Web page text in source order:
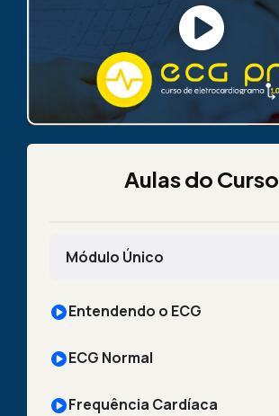
Aulas do Curso
Módulo Único
Entendendo o ECG
ECG Normal
Frequência Cardíaca